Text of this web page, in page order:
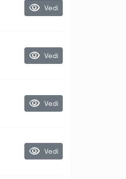
visibility Vedi
visibility Vedi
visibility Vedi
visibility Vedi